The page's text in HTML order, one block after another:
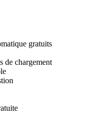
gratuits
de chargement